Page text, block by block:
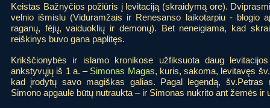
Keistas Bažnyčios požiūris į levitaciją (skraidymą ore).
velnio išmislu (Viduramžais ir Renesanso laikotarpiu - blogio
raganų, fėjų, vaiduoklių ir demonų). Bet neneigiama, kad
reiškinys buvo gana paplitęs.
Krikščionybės ir islamo kronikose užfiksuota daug
ankstyvųjų iš 1 a. – Simonas Magas, kuris, sakoma, levitavęs
kad įrodytų savo magiškas galias. Pagal legendą, šv.Petras
Simono apgaulė būtų nutraukta – ir Simonas nukrito ant žemės ir